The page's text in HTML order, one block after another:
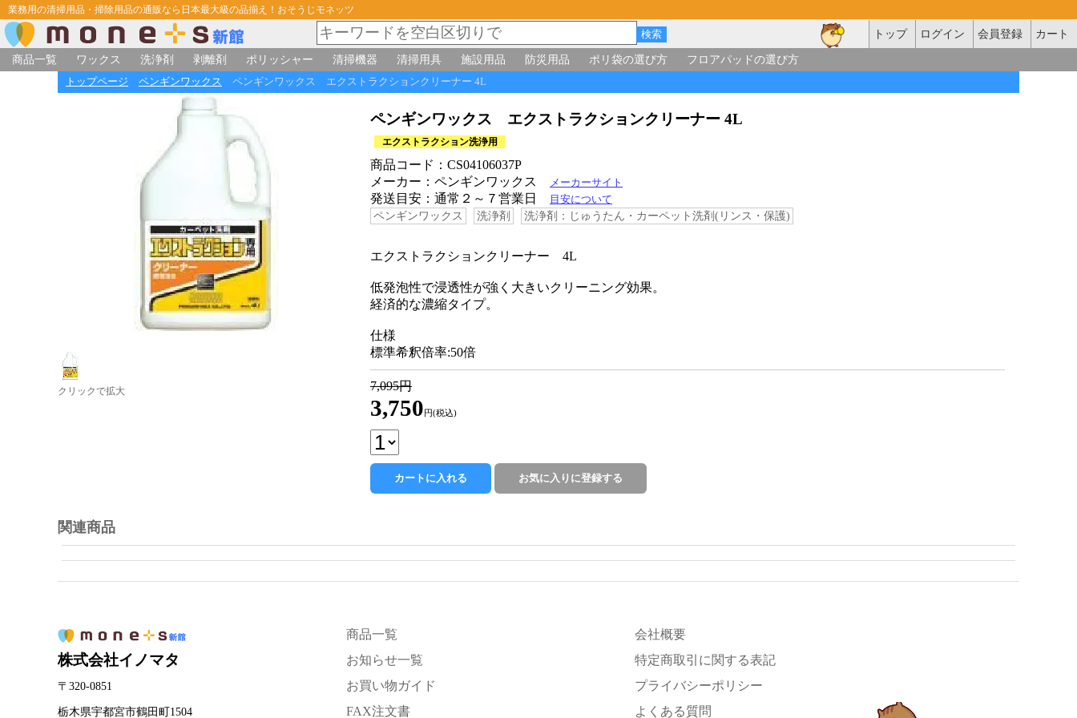
業務用の清掃用品・掃除用品の通販なら日本最大級の品揃え！おそうじモネッツ
トップ ログイン 会員登録
カート
商品一覧
ワックス 洗浄剤 剥離剤 ポリッシャー 清掃機器 清掃用具 施設用品 防災用品 ポリ袋の選び方 フロアパッドの選び方
トップページ ペンギンワックス ペンギンワックス エクストラクションクリーナー 4L
クリックで拡大
ペンギンワックス エクストラクションクリーナー 4L
エクストラクション洗浄用
商品コード：CS04106037P
メーカー：ペンギンワックス
メーカーサイト
発送目安：通常２～７営業日 目安について
ペンギンワックス 洗浄剤 洗浄剤：じゅうたん・カーペット洗剤(リンス・保護)
エクストラクションクリーナー 4L
低発泡性で浸透性が強く大きいクリーニング効果。
経済的な濃縮タイプ。
仕様
標準希釈倍率:50倍
7,095円
3,750 円(税込)
関連商品
株式会社イノマタ
〒320-0851
栃木県宇都宮市鶴田町1504
商品一覧
お知らせ一覧
お買い物ガイド
FAX注文書
会社概要
特定商取引に関する表記
プライバシーポリシー
よくある質問